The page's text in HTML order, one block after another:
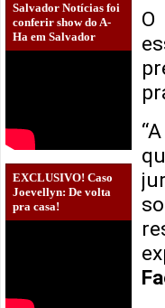
Salvador Notícias foi
conferir show do A-
Ha em Salvador
EXCLUSIVO! Caso
Joevellyn: De volta
pra casa!
O